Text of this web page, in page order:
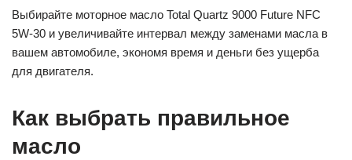
Выбирайте моторное масло Total Quartz 9000 Future NFC
5W-30 и увеличивайте интервал между заменами масла в
вашем автомобиле, экономя время и деньги без ущерба
для двигателя.
Как выбрать правильное
масло